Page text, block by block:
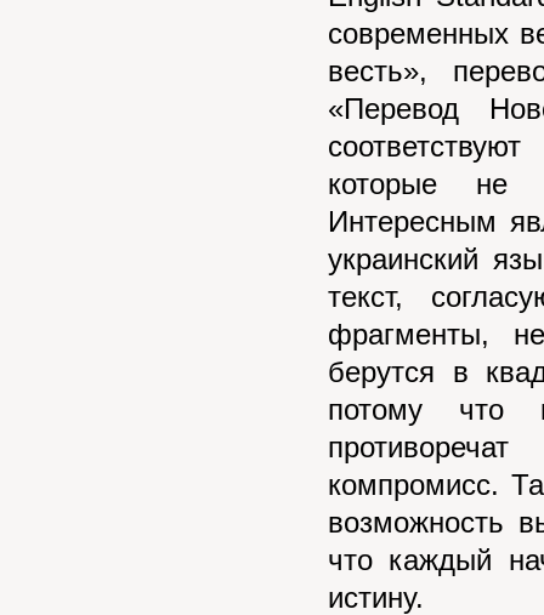
современных
весть»,
«Перевод
которые не
Интересным
украинский
текст,
фрагменты,
берутся в
потому что
компромисс.
возможность
что каждый
истину.